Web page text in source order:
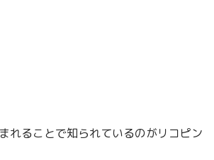
れることで知られているのがリコピン